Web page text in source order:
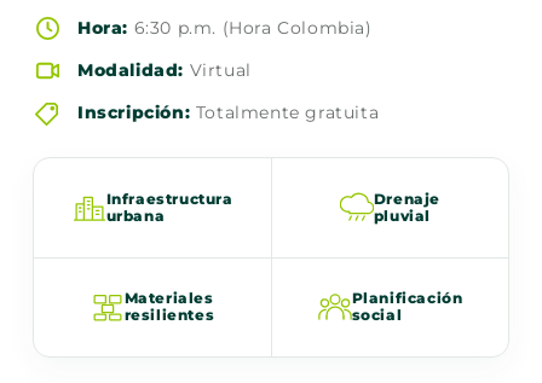
Hora: 6:30 p.m. (Hora Colombia)
Modalidad: Virtual
Inscripción: Totalmente gratuita
Infraestructura
urbana
Drenaje
pluvial
Materiales
resilientes
Planificación
social